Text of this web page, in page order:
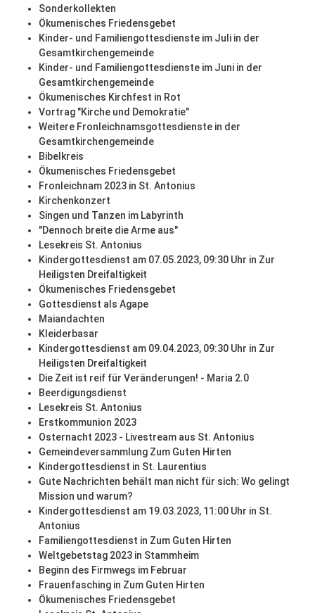
Sonderkollekten
Ökumenisches Friedensgebet
Kinder- und Familiengottesdienste im Juli in der
Gesamtkirchengemeinde
Kinder- und Familiengottesdienste im Juni in der
Gesamtkirchengemeinde
Ökumenisches Kirchfest in Rot
Vortrag "Kirche und Demokratie"
Weitere Fronleichnamsgottesdienste in der
Gesamtkirchengemeinde
Bibelkreis
Ökumenisches Friedensgebet
Fronleichnam 2023 in St. Antonius
Kirchenkonzert
Singen und Tanzen im Labyrinth
"Dennoch breite die Arme aus"
Lesekreis St. Antonius
Kindergottesdienst am 07.05.2023, 09:30 Uhr in Zur
Heiligsten Dreifaltigkeit
Ökumenisches Friedensgebet
Gottesdienst als Agape
Maiandachten
Kleiderbasar
Kindergottesdienst am 09.04.2023, 09:30 Uhr in Zur
Heiligsten Dreifaltigkeit
Die Zeit ist reif für Veränderungen! - Maria 2.0
Beerdigungsdienst
Lesekreis St. Antonius
Erstkommunion 2023
Osternacht 2023 - Livestream aus St. Antonius
Gemeindeversammlung Zum Guten Hirten
Kindergottesdienst in St. Laurentius
Gute Nachrichten behält man nicht für sich: Wo gelingt
Mission und warum?
Kindergottesdienst am 19.03.2023, 11:00 Uhr in St.
Antonius
Familiengottesdienst in Zum Guten Hirten
Weltgebetstag 2023 in Stammheim
Beginn des Firmwegs im Februar
Frauenfasching in Zum Guten Hirten
Ökumenisches Friedensgebet